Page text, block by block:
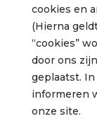
cookies en
(Hierna
“cookies”
door ons
geplaatst.
informeren
onze site.